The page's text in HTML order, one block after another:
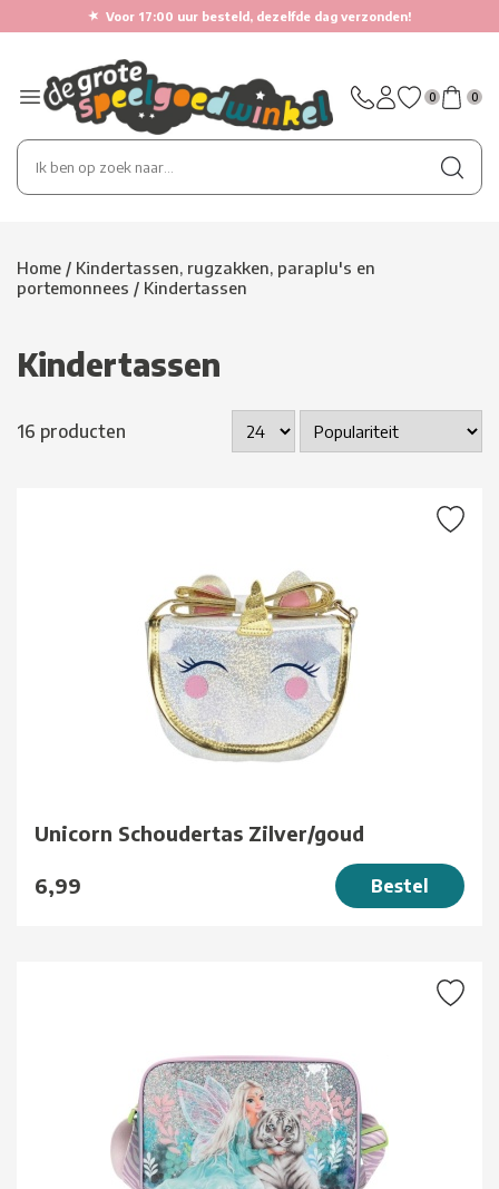
★ Voor 17:00 uur besteld, dezelfde dag verzonden!
0 0
Home / Kindertassen, rugzakken, paraplu's en
portemonnees / Kindertassen
Kindertassen
16 producten
Unicorn Schoudertas Zilver/goud
6,99 Bestel